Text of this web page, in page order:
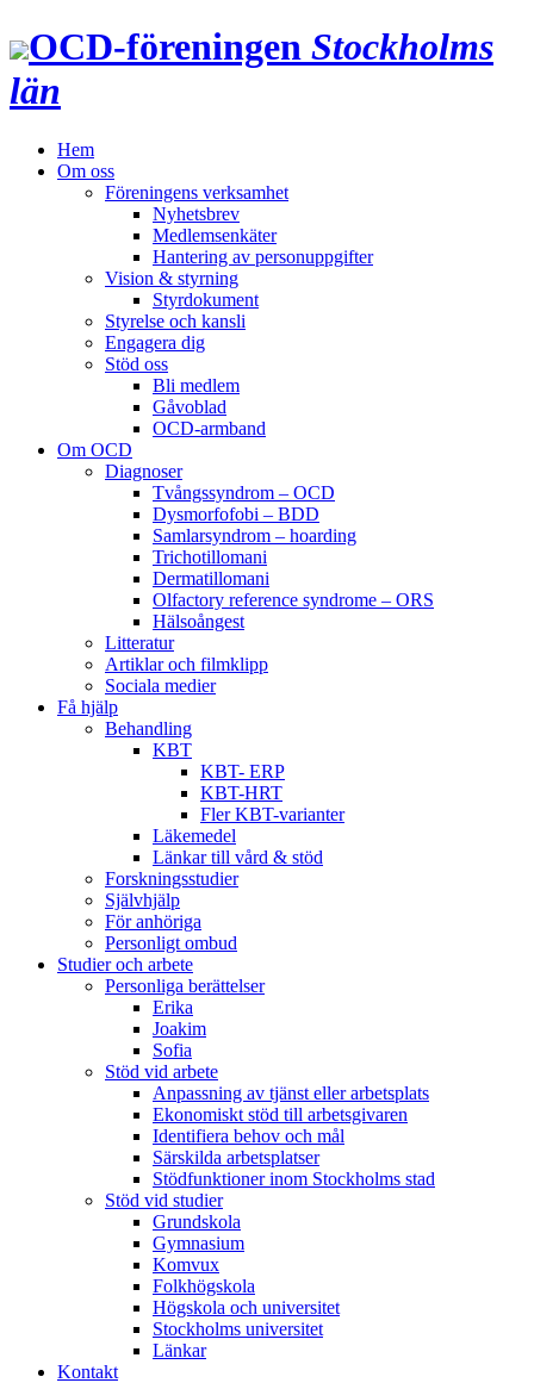
OCD‑föreningen Stockholms
län
Hem
Om oss
Föreningens verksamhet
Nyhetsbrev
Medlemsenkäter
Hantering av personuppgifter
Vision & styrning
Styrdokument
Styrelse och kansli
Engagera dig
Stöd oss
Bli medlem
Gåvoblad
OCD-armband
Om OCD
Diagnoser
Tvångssyndrom – OCD
Dysmorfofobi – BDD
Samlarsyndrom – hoarding
Trichotillomani
Dermatillomani
Olfactory reference syndrome – ORS
Hälsoångest
Litteratur
Artiklar och filmklipp
Sociala medier
Få hjälp
Behandling
KBT
KBT- ERP
KBT-HRT
Fler KBT-varianter
Läkemedel
Länkar till vård & stöd
Forskningsstudier
Självhjälp
För anhöriga
Personligt ombud
Studier och arbete
Personliga berättelser
Erika
Joakim
Sofia
Stöd vid arbete
Anpassning av tjänst eller arbetsplats
Ekonomiskt stöd till arbetsgivaren
Identifiera behov och mål
Särskilda arbetsplatser
Stödfunktioner inom Stockholms stad
Stöd vid studier
Grundskola
Gymnasium
Komvux
Folkhögskola
Högskola och universitet
Stockholms universitet
Länkar
Kontakt